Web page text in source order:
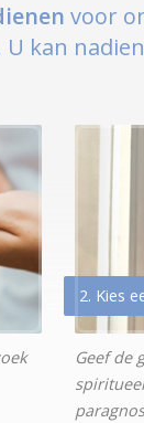
voor
kan
2. Kies
Geef de